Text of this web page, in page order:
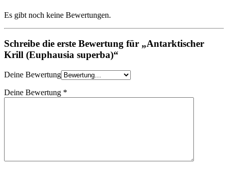
Es gibt noch keine Bewertungen.
Schreibe die erste Bewertung für „Antarktischer
Krill (Euphausia superba)“
Deine Bewertung
Deine Bewertung *